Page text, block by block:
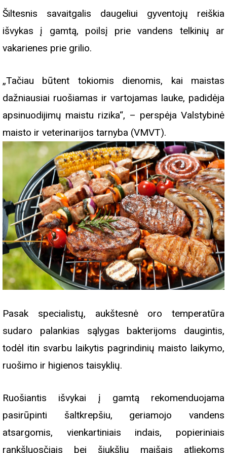
Šiltesnis savaitgalis daugeliui gyventojų reiškia
išvykas į gamtą, poilsį prie vandens telkinių ar
vakarienes prie grilio.
„Tačiau būtent tokiomis dienomis, kai maistas
dažniausiai ruošiamas ir vartojamas lauke, padidėja
apsinuodijimų maistu rizika“, – perspėja Valstybinė
maisto ir veterinarijos tarnyba (VMVT).
Pasak specialistų, aukštesnė oro temperatūra
sudaro palankias sąlygas bakterijoms daugintis,
todėl itin svarbu laikytis pagrindinių maisto laikymo,
ruošimo ir higienos taisyklių.
Ruošiantis išvykai į gamtą rekomenduojama
pasirūpinti šaltkrepšiu, geriamojo vandens
atsargomis, vienkartiniais indais, popieriniais
rankšluosčiais bei šiukšlių maišais atliekoms